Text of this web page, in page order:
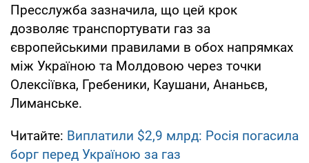
Пресслужба зазначила, що цей крок
дозволяє транспортувати газ за
європейськими правилами в обох напрямках
між Україною та Молдовою через точки
Олексіївка, Гребеники, Каушани, Ананьєв,
Лиманське.
Читайте: Виплатили $2,9 млрд: Росія погасила
борг перед Україною за газ